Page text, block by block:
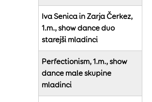
Iva Senica in Zarja Čerkez,
1.m., show dance duo
starejši mladinci
Perfectionism, 1.m., show
dance male skupine
mladinci